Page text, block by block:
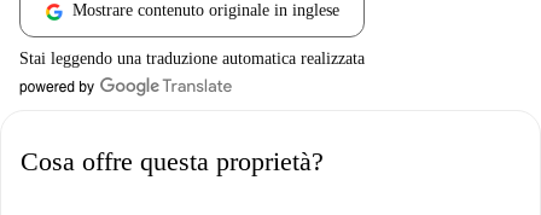
Mostrare contenuto originale in inglese
Stai leggendo una traduzione automatica realizzata
Cosa offre questa proprietà?